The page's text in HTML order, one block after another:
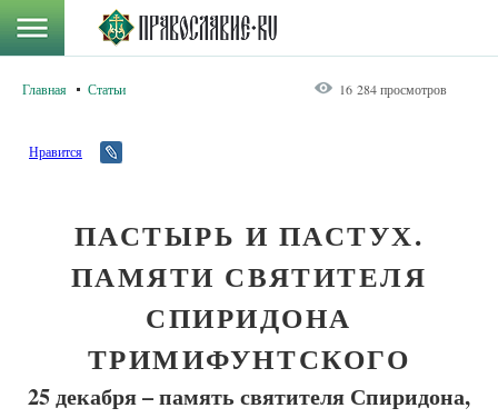
Главная Статьи 16 284 просмотров
Нравится
ПАСТЫРЬ И ПАСТУХ.
ПАМЯТИ СВЯТИТЕЛЯ
СПИРИДОНА
ТРИМИФУНТСКОГО
25 декабря – память святителя Спиридона,